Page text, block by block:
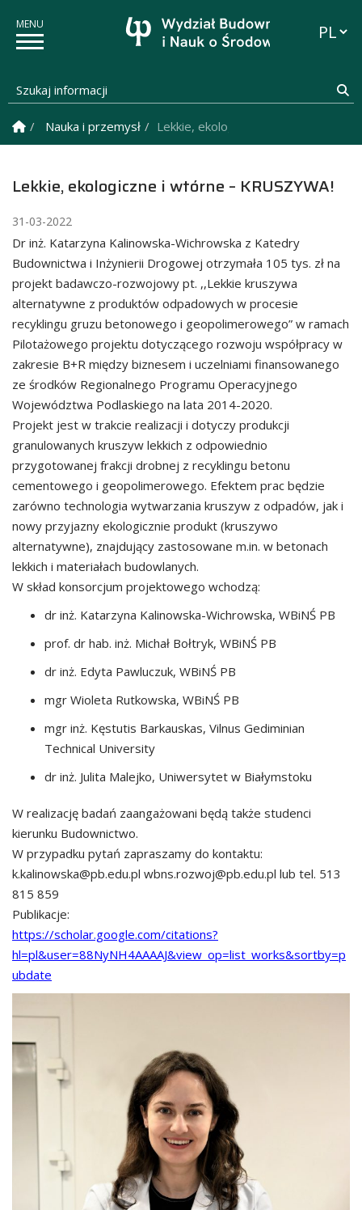
Szukaj informacji
Strona Główna
Nauka i przemysł Lekkie, ekologiczne i wtórne –
Lekkie, ekologiczne i wtórne – KRUSZYWA!
31-03-2022
Dr inż. Katarzyna Kalinowska-Wichrowska z Katedry
Budownictwa i Inżynierii Drogowej otrzymała 105 tys. zł na
projekt badawczo-rozwojowy pt. ,,Lekkie kruszywa
alternatywne z produktów odpadowych w procesie
recyklingu gruzu betonowego i geopolimerowego” w ramach
Pilotażowego projektu dotyczącego rozwoju współpracy w
zakresie B+R między biznesem i uczelniami finansowanego
ze środków Regionalnego Programu Operacyjnego
Województwa Podlaskiego na lata 2014-2020.
Projekt jest w trakcie realizacji i dotyczy produkcji
granulowanych kruszyw lekkich z odpowiednio
przygotowanej frakcji drobnej z recyklingu betonu
cementowego i geopolimerowego. Efektem prac będzie
zarówno technologia wytwarzania kruszyw z odpadów, jak i
nowy przyjazny ekologicznie produkt (kruszywo
alternatywne), znajdujący zastosowane m.in. w betonach
lekkich i materiałach budowlanych.
W skład konsorcjum projektowego wchodzą:
dr inż. Katarzyna Kalinowska-Wichrowska, WBiNŚ PB
prof. dr hab. inż. Michał Bołtryk, WBiNŚ PB
dr inż. Edyta Pawluczuk, WBiNŚ PB
mgr Wioleta Rutkowska, WBiNŚ PB
mgr inż. Kęstutis Barkauskas, Vilnus Gediminian
Technical University
dr inż. Julita Malejko, Uniwersytet w Białymstoku
W realizację badań zaangażowani będą także studenci
kierunku Budownictwo.
W przypadku pytań zapraszamy do kontaktu:
k.kalinowska@pb.edu.pl wbns.rozwoj@pb.edu.pl lub tel. 513
815 859
Publikacje:
https://scholar.google.com/citations?
hl=pl&user=88NyNH4AAAAJ&view_op=list_works&sortby=p
ubdate